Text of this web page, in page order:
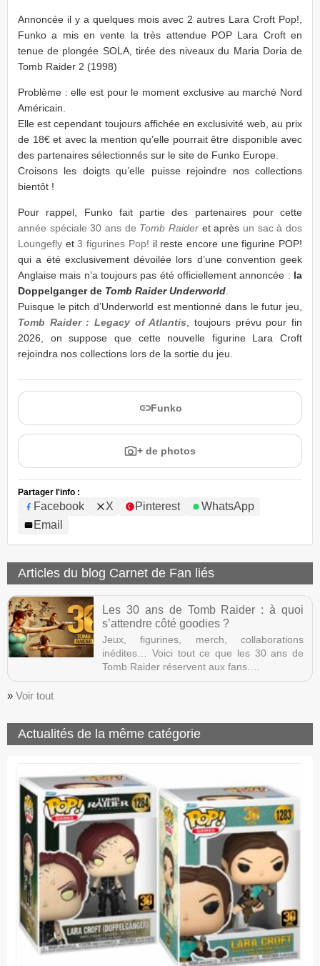
Annoncée il y a quelques mois avec 2 autres Lara Croft Pop!,
Funko a mis en vente la très attendue POP Lara Croft en
tenue de plongée SOLA, tirée des niveaux du Maria Doria de
Tomb Raider 2 (1998)
Problème : elle est pour le moment exclusive au marché Nord
Américain.
Elle est cependant toujours affichée en exclusivité web, au prix
de 18€ et avec la mention qu’elle pourrait être disponible avec
des partenaires sélectionnés sur le site de Funko Europe.
Croisons les doigts qu’elle puisse rejoindre nos collections
bientôt !
Pour rappel, Funko fait partie des partenaires pour cette
année spéciale 30 ans de Tomb Raider et après un sac à dos
Loungefly et3 figurines Pop! il reste encore une figurine POP!
qui a été exclusivement dévoilée lors d’une convention geek
Anglaise mais n’a toujours pas été officiellement annoncée : la
Doppelganger de Tomb Raider Underworld
Puisque le pitch d’Underworld est mentionné dans le futur jeu,
Tomb Raider : Legacy of Atlantis , toujours prévu pour fin
2026, on suppose que cette nouvelle figurine Lara Croft
rejoindra nos collections lors de la sortie du jeu.
Funko
+ de photos
Partager l'info :
Facebook X Pinterest
WhatsApp
Email
Articles du blog Carnet de Fan liés
Les 30 ans de Tomb Raider : à quoi
s’attendre côté goodies ?
Jeux, figurines, merch, collaborations
inédites… Voici tout ce que les 30 ans de
Tomb Raider réservent aux fans.…
» Voir tout
Actualités de la même catégorie